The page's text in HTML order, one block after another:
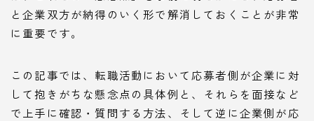
と企業双方が納得のいく形で解消しておくことが非常
に重要です。
この記事では、転職活動において応募者側が企業に対
して抱きがちな懸念点の具体例と、それらを面接など
で上手に確認・質問する方法、そして逆に企業側が応